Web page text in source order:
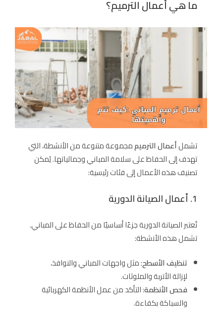
ما هي أعمال الترميم؟
تشملأعمال الترميممجموعة متنوعة من الأنشطة، التي
تهدف إلى الحفاظ على سلامة المباني وجمالياتها. يُمكن
تصنيف هذه الأعمال إلى فئات رئيسية:
1. أعمال الصيانة الدورية
تُعتبر الصيانة الدورية جزءًا أساسيًا من الحفاظ على المباني.
تشمل هذه الأنشطة:
تنظيف الأسطح: مثل واجهات المباني والنوافذ،
لإزالة الأتربة والملوثات.
فحص الأنظمة: التأكد من عمل الأنظمة الكهربائية
والسباكة بكفاءة.